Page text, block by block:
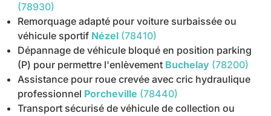
(78930)
Remorquage adapté pour voiture surbaissée ou
véhicule sportif Nézel (78410)
Dépannage de véhicule bloqué en position parking
(P) pour permettre l'enlèvement Buchelay (78200)
Assistance pour roue crevée avec cric hydraulique
professionnel Porcheville (78440)
Transport sécurisé de véhicule de collection ou